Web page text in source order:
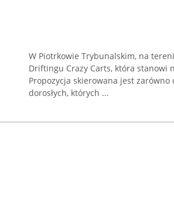
W Piotrkowie Trybunalskim, na
Driftingu Crazy Carts, która stanowi
Propozycja skierowana jest
dorosłych, których ...